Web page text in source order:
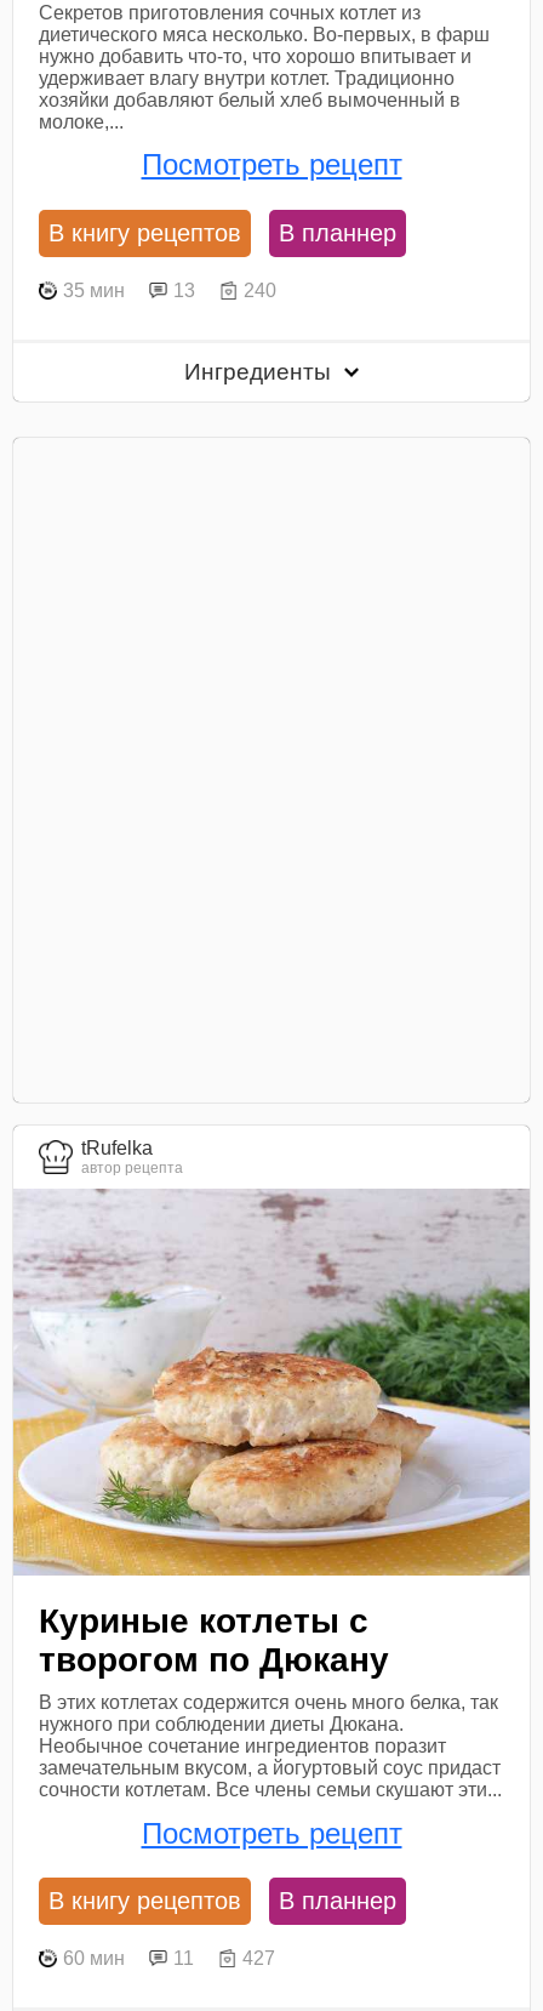
Секретов приготовления сочных котлет из
диетического мяса несколько. Во-первых, в фарш
нужно добавить что-то, что хорошо впитывает и
удерживает влагу внутри котлет. Традиционно
хозяйки добавляют белый хлеб вымоченный в
молоке,...
Посмотреть рецепт
В книгу рецептов В планнер
35 мин 13 240
Ингредиенты
tRufelka
автор рецепта
Куриные котлеты с
творогом по Дюкану
В этих котлетах содержится очень много белка, так
нужного при соблюдении диеты Дюкана.
Необычное сочетание ингредиентов поразит
замечательным вкусом, а йогуртовый соус придаст
сочности котлетам. Все члены семьи скушают эти...
Посмотреть рецепт
В книгу рецептов В планнер
60 мин 11 427